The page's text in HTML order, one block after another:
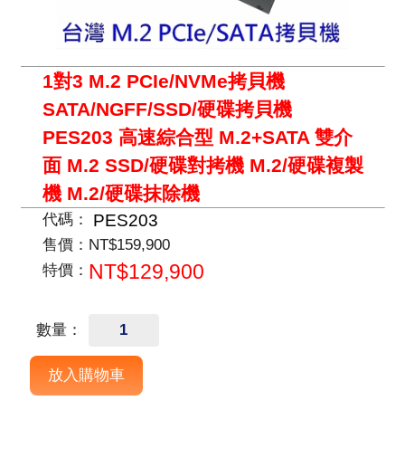
1對3 M.2 PCIe/NVMe拷貝機
SATA/NGFF/SSD/硬碟拷貝機
PES203 高速綜合型 M.2+SATA 雙介
面 M.2 SSD/硬碟對拷機 M.2/硬碟複製
機 M.2/硬碟抹除機
代碼： PES203
售價： NT$159,900
特價： NT$129,900
數量：